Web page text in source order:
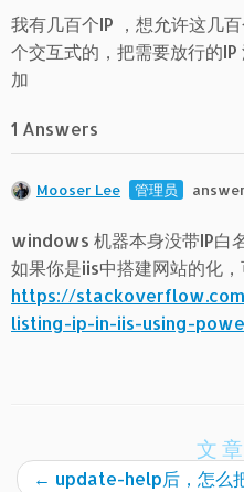
我有几百个IP ，想允许这几
个交互式的，把需要放行的
加
1 Answers
Mooser Lee 管理员
windows 机器本身没带IP白
如果你是iis中搭建网站的化，
https://
listing-ip-in-iis-using-
文
← update-help后，怎么